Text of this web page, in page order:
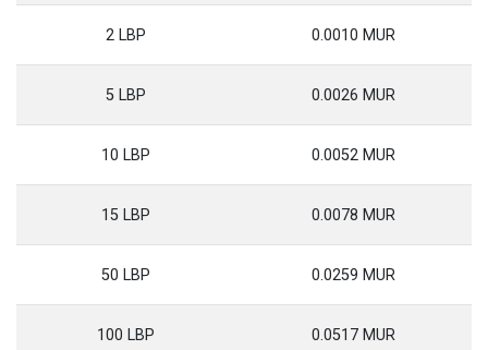
2 LBP 0.0010 MUR
5 LBP 0.0026 MUR
10 LBP 0.0052 MUR
15 LBP 0.0078 MUR
50 LBP 0.0259 MUR
100 LBP 0.0517 MUR